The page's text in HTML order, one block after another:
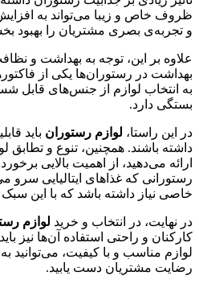
ظروف خاص و زیبا می‌تواند به
و تجربه‌ی بصری مشتریان را بهبود
علاوه بر این، توجه به بهداشت و
بهداشت در رستوران‌ها یکی از
به انتخاب لوازم از جنس‌های قابل
بستگی دارد.
در این راستا، لوازم رستوران باید
داشته باشند. همچنین، تنوع و تطابق
ارائه می‌دهید، از اهمیت بالایی
رستورانی که غذاهای ایتالیایی
خاصی نیاز داشته باشد که با این
در نهایت، در انتخاب و خرید لوازم
کارکنان و راحتی استفاده آن‌ها نیز
لوازم مناسب و با کیفیت، می‌توانید
رضایت مشتریان دست یابید.